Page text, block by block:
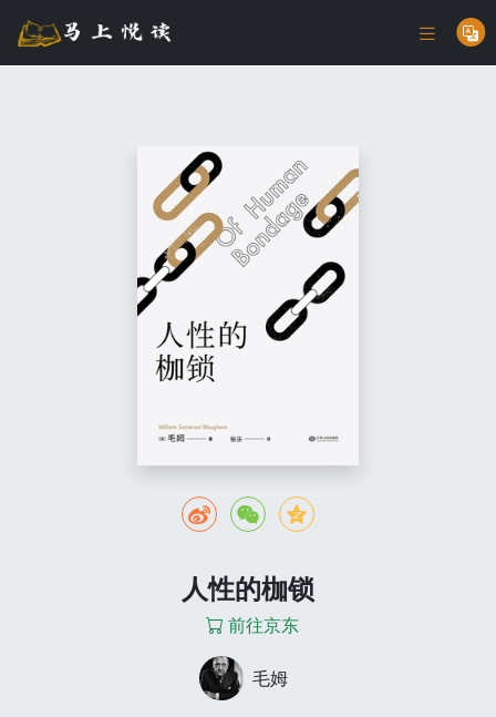
人性的枷锁
前往京东
毛姆